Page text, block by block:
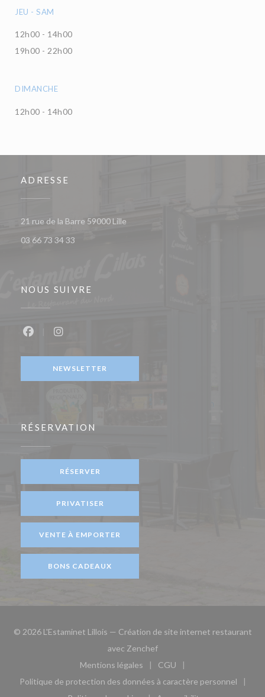
JEU - SAM
12h00 - 14h00
19h00 - 22h00
DIMANCHE
12h00 - 14h00
ADRESSE
21 rue de la Barre 59000 Lille
03 66 73 34 33
NOUS SUIVRE
NEWSLETTER
RÉSERVATION
RÉSERVER
PRIVATISER
VENTE À EMPORTER
BONS CADEAUX
© 2026 L'Estaminet Lillois — Création de site internet restaurant
avec Zenchef((ouvre une nouvelle
Mentions légales
((ouvre une nouvelle fenêtre))
CGU
((ouvre une nouvelle
Politique de protection des données à caractère personnel
((ouvre une nouvelle fenêtre))